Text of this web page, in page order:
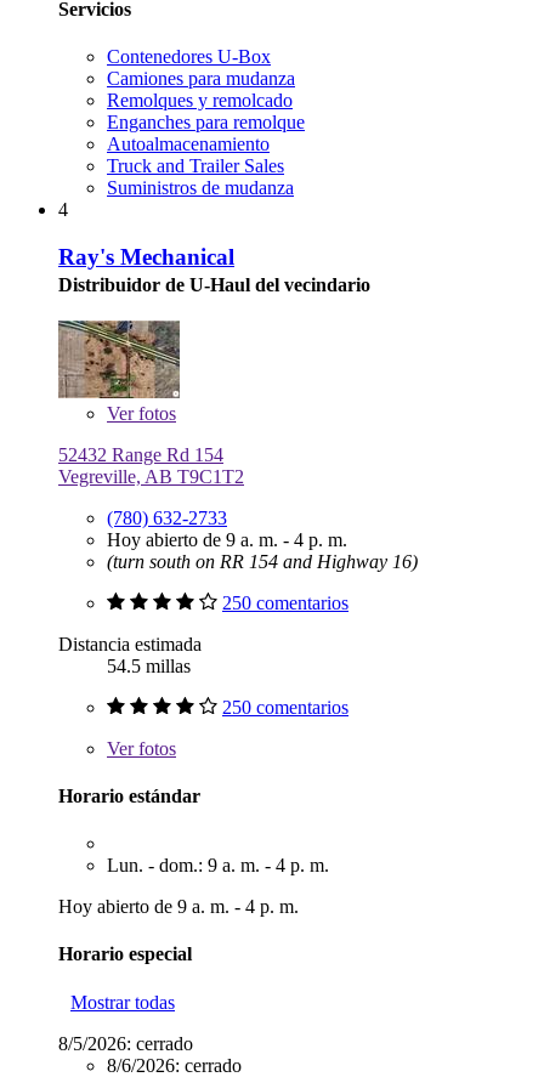
Servicios
Contenedores U-Box
Camiones para mudanza
Remolques y remolcado
Enganches para remolque
Autoalmacenamiento
Truck and Trailer Sales
Suministros de mudanza
4
Ray's Mechanical
Distribuidor de U-Haul del vecindario
Verfotos
52432 Range Rd 154
Vegreville, AB T9C1T2
(780) 632-2733
Hoy abierto de 9 a. m. - 4 p. m.
(turn south on RR 154 and Highway 16)
250 comentarios
Distancia estimada
54.5 millas
250 comentarios
Verfotos
Horario estándar
Lun. - dom.: 9 a. m. - 4 p. m.
Hoy abierto de 9 a. m. - 4 p. m.
Horario especial
Mostrar todas
8/5/2026: cerrado
8/6/2026: cerrado